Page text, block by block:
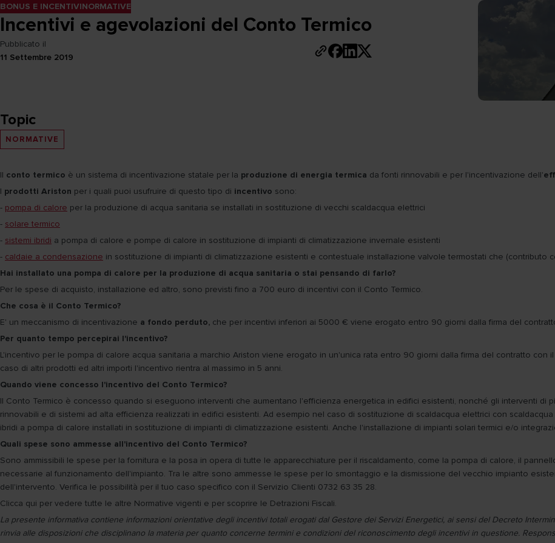
BONUS E INCENTIVINORMATIVE
Incentivi e agevolazioni del Conto Termico
Pubblicato il
11 Settembre 2019
Topic
NORMATIVE
Il conto termico è un sistema di incentivazione statale per la produzione di energia termica da fonti rinnovabili e per l'incentivazione dell'
I prodotti Ariston per i quali puoi usufruire di questo tipo di incentivo sono:
- pompa di calore per la produzione di acqua sanitaria se installati in sostituzione di vecchi scaldacqua elettrici
- solare termico
- sistemi ibridi a pompa di calore e pompe di calore in sostituzione di impianti di climatizzazione invernale esistenti
- caldaie a condensazione in sostituzione di impianti di climatizzazione esistenti e contestuale installazione valvole termostati che (contributo
Hai installato una pompa di calore per la produzione di acqua sanitaria o stai pensando di farlo?
Per le spese di acquisto, installazione ed altro, sono previsti fino a 700 euro di incentivi con il Conto Termico.
Che cosa è il Conto Termico?
E' un meccanismo di incentivazione a fondo perduto, che per incentivi inferiori ai 5000 € viene erogato entro 90 giorni dalla firma del
Per quanto tempo percepirai l'incentivo?
L'incentivo per le pompa di calore acqua sanitaria a marchio Ariston viene erogato in un'unica rata entro 90 giorni dalla firma del contratto con
caso di altri prodotti ed altri importi l'incentivo rientra al massimo in 5 anni.
Quando viene concesso l'incentivo del Conto Termico?
Il Conto Termico è concesso quando si eseguono interventi che aumentano l'efficienza energetica in edifici esistenti, nonché gli interventi di
rinnovabili e di sistemi ad alta efficienza realizzati in edifici esistenti. Ad esempio nel caso di sostituzione di scaldacqua elettrici con
ibridi a pompa di calore installati in sostituzione di impianti di climatizzazione esistenti. Anche l'installazione di impianti solari termici e/o
Quali spese sono ammesse all'incentivo del Conto Termico?
Sono ammissibili le spese per la fornitura e la posa in opera di tutte le apparecchiature per il riscaldamento, come la pompa di calore, il
necessarie al funzionamento dell'impianto. Tra le altre sono ammesse le spese per lo smontaggio e la dismissione del vecchio impianto
dell'intervento. Verifica le possibilità per il tuo caso specifico con il Servizio Clienti 0732 63 35 28.
Clicca qui per vedere tutte le altre Normative vigenti e per scoprire le Detrazioni Fiscali.
La presente informativa contiene informazioni orientative degli incentivi totali erogati dal Gestore dei Servizi Energetici, ai sensi del Decreto
rinvia alle disposizioni che disciplinano la materia per quanto concerne termini e condizioni del riconoscimento degli incentivi in questione.